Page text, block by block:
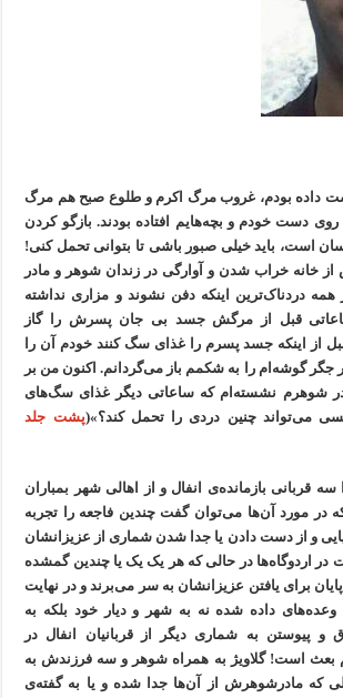
داده بودم، غروب مرگ اکرم و طلوع صبح هم مرگ
روی دست خودم و بچه‌هایم افتاده بودند. بازگو کردن
است، باید خیلی صبور باشی تا بتوانی تحمل کنی!
خراب شدن و آوارگی در زندان شوهر و مادر
دردناک‌ترین اینکه دفن نشوند و مزاری نداشته
قبل از مرگش جسد بی جان پسرش را گاز
اینکه جسد پسرم را غذای سگ کنند خودم آن را
جگر گوشه‌ام را به شکمم باز می‌گردانم. اکنون من بر
شوهرم نشسته‌ام کە ساعاتی دیگر غذای سگ‌های
می‌تواند چنین دردی را تحمل کند؟»(پشت جلد
قربانی بازمانده‌ی انفال و از اهالی شهر بمباران
در مورد آن‌ها می‌توان گفت چندین فاجعه را تجربه
و از دست دادن یا جدا شدن شماری از عزیزانشان
در اردوگاه‌ها در حالی که هر یک یک یا چندین گمشده
برای یافتن عزیزانشان به سر می‌برند و در نهایت
داده شده نه به شهر و دیار خود بلکه به
و پیوستن به شماری دیگر از قربانیان انفال در
بعث است! گلاویژ به همراه شوهر و سه فرزندش به
که مادرشوهرش از آن‌ها جدا شده و یا به گفته‌ی